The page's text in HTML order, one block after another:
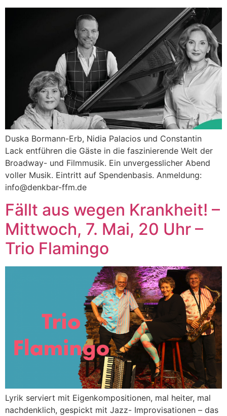
Duska Bormann-Erb, Nidia Palacios und Constantin
Lack entführen die Gäste in die faszinierende Welt der
Broadway- und Filmmusik. Ein unvergesslicher Abend
voller Musik. Eintritt auf Spendenbasis. Anmeldung:
info@denkbar-ffm.de
Fällt aus wegen Krankheit! –
Mittwoch, 7. Mai, 20 Uhr –
Trio Flamingo
Lyrik serviert mit Eigenkompositionen, mal heiter, mal
nachdenklich, gespickt mit Jazz- Improvisationen – das